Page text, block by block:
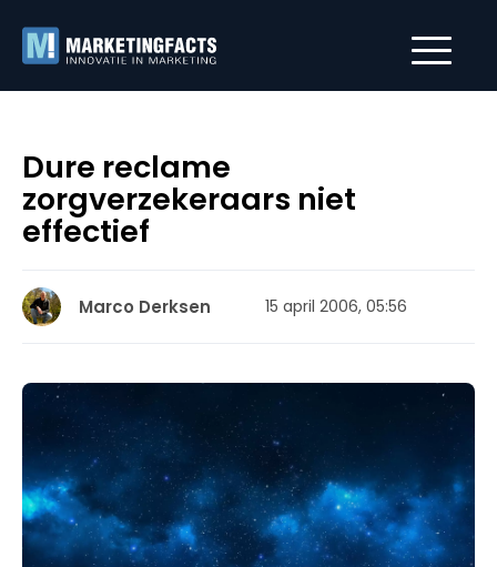
Dure reclame
zorgverzekeraars niet
effectief
Marco Derksen 15 april 2006, 05:56